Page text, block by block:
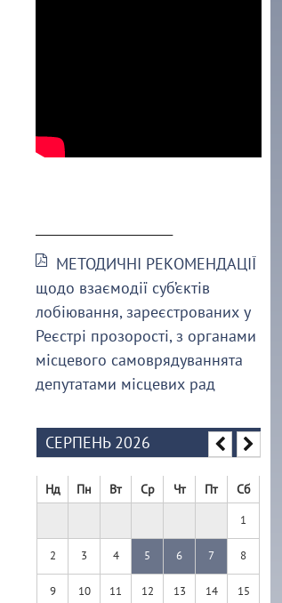
МЕТОДИЧНІ РЕКОМЕНДАЦІЇ
щодо взаємодії суб’єктів
лобіювання, зареєстрованих у
Реєстрі прозорості, з органами
місцевого самоврядуваннята
депутатами місцевих рад
СЕРПЕНЬ 2026
Нд Пн Вт Ср Чт Пт Сб
1
2 3 4 5 6 7 8
9 10 11 12 13 14 15